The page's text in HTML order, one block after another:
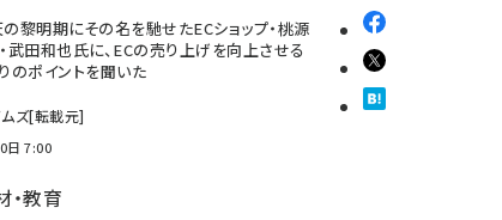
黎明期にその名を馳せたECショップ・桃源
武田和也氏に、ECの売り上げを向上させる
のポイントを聞いた
ズ[転載元]
日 7:00
・教育